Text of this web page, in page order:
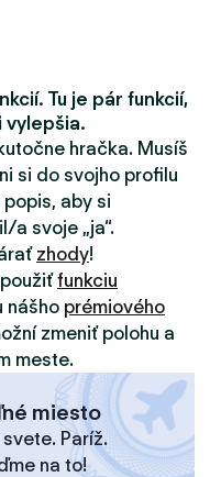
Tu je pár funkcií,
vylepšia.
hračka. Musíš
si do svojho profilu
aby si
a svoje „ja“.
zhody!
funkciu
nášho prémiového
zmeniť polohu a
meste.
miesto
Paríž.
na to!